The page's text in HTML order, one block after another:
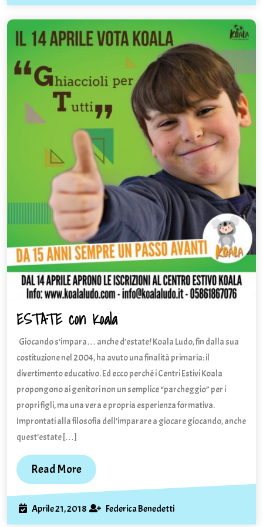
23,
2018
Benedetti
ESTATE con KoalaESTATE
Koala
Giocando s’impara… anche d’estate! Koala Ludo, fin dalla sua
costituzione nel 2004, ha avuto una finalità primaria: il
divertimento educativo. Ed ecco perché i Centri Estivi Koala
propongono ai genitori non un semplice “parcheggio” per i
propri figli, ma una vera e propria esperienza formativa.
Improntati alla filosofia dell’imparare a giocare giocando, anche
quest’estate […]
Read MoreRead
More
Aprile 21, 2018 Aprile
21,
Federica BenedettiFederica
Benedetti